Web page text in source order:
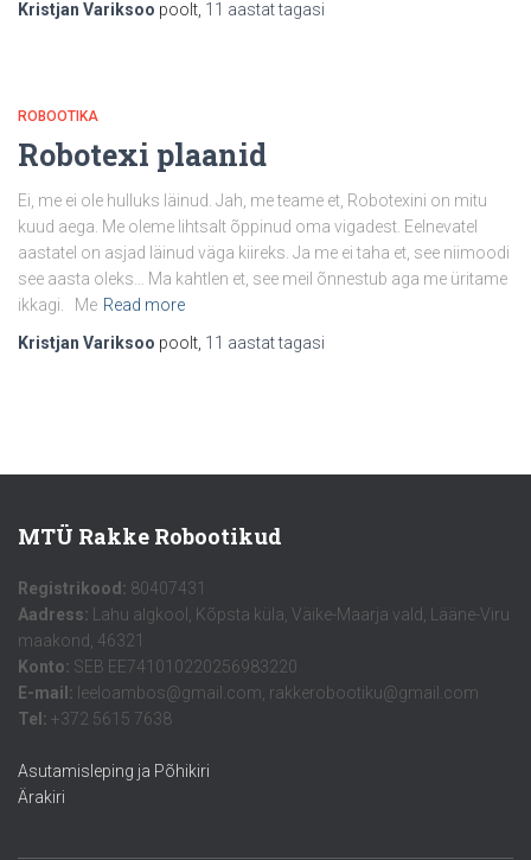
Kristjan Variksoo poolt, 11 aastattagasi
ROBOOTIKA
Robotexi plaanid
Ei, me ei ole hulluks läinud. Jah, me teame et, Robotexini on mitu
kuud aega. Me oleme lihtsalt õppinud oma vigadest. Eelnevatel
aastatel on asjad läinud väga kiireks. Ja me ei taha et, see niimoodi
see aasta oleks… Ma kahtlen et, see meil õnnestub aga me üritame
ikkagi. Me Read more
Kristjan Variksoo poolt, 11 aastattagasi
MTÜ Rakke Robootikud
Registrikood: 80407431
Aadress: Lahu algkool, Kõpsta küla, Väike-Maarja vald, Lääne-Viru
maakond, 46321
Konto: SEB EE741010220256983220
E-mail: leeloambos@gmail.com, rakkerobootiku@gmail.com
Tel: +372 5615 7638
Asutamisleping ja Põhikiri
Ärakiri